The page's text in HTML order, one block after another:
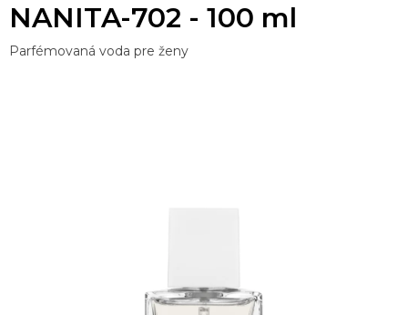
NANITA-702 - 100 ml
Parfémovaná voda pre ženy